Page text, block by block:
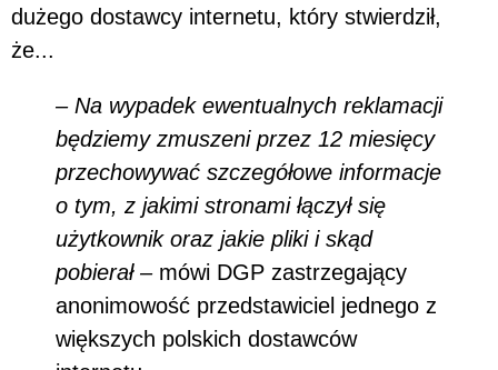
dużego dostawcy internetu, który stwierdził,
że...
– Na wypadek ewentualnych reklamacji
będziemy zmuszeni przez 12 miesięcy
przechowywać szczegółowe informacje
o tym, z jakimi stronami łączył się
użytkownik oraz jakie pliki i skąd
pobierał – mówi DGP zastrzegający
anonimowość przedstawiciel jednego z
większych polskich dostawców